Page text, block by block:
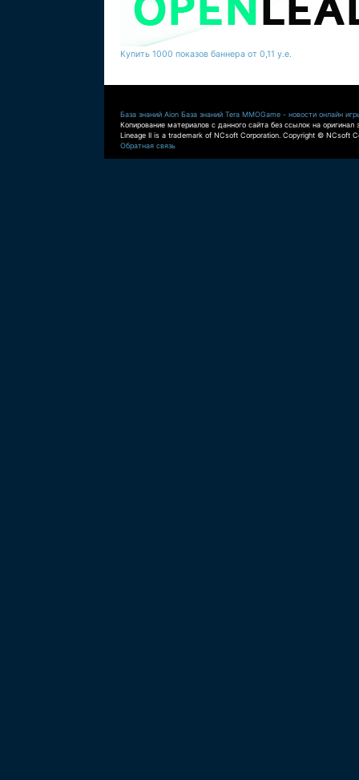
Купить 1000 показов баннера от 0,11 у.е.
База знаний Aion База знаний Tera MMOGame - новости онлайн
Копирование материалов с данного сайта без ссылок на оригинал
Lineage II is a trademark of NCsoft Corporation. Copyright © NCsoft
Обратная связь